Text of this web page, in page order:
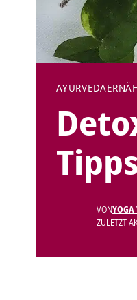
AYURVEDA
Tipps
ZULETZT
VONYOGA